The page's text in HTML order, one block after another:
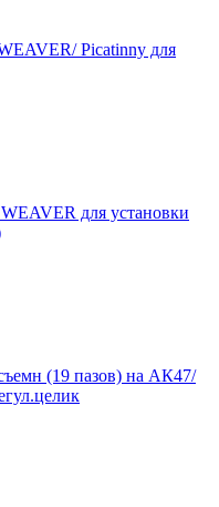
Picatinny для
для установки
(19 пазов) на АК47/